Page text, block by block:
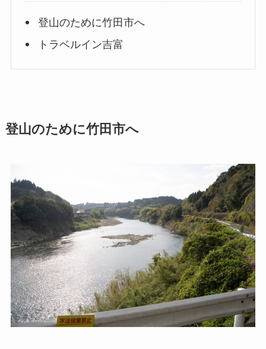
登山のために竹田市へ
トラベルイン吉富
登山のために竹田市へ